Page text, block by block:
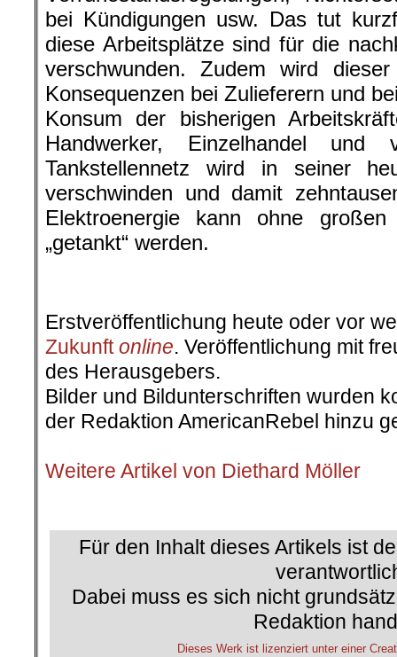
bei Kündigungen usw. Das tut
diese Arbeitsplätze sind für die
verschwunden. Zudem wird
Konsequenzen bei Zulieferern und
Konsum der bisherigen
Handwerker, Einzelhandel
Tankstellennetz wird in seiner
verschwinden und damit
Elektroenergie kann ohne
„getankt“ werden.
Erstveröffentlichung heute oder vor
Zukunftonline. Veröffentlichung mit
des Herausgebers.
Bilder und Bildunterschriften wurden
der Redaktion AmericanRebel hinzu
Weitere Artikel von Diethard Möller
Für den Inhalt dieses Artikels ist
Dabei muss es sich nicht
Redaktion
Dieses Werk ist lizenziert unter einer